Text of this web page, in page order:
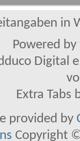
in
Powered by
Digital
Extra Tabs
provided by
Copyright